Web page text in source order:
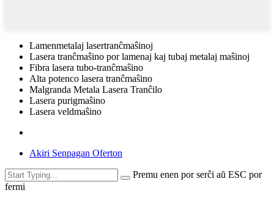
Lamenmetalaj lasertranĉmaŝinoj
Lasera tranĉmaŝino por lamenaj kaj tubaj metalaj maŝinoj
Fibra lasera tubo-tranĉmaŝino
Alta potenco lasera tranĉmaŝino
Malgranda Metala Lasera Tranĉilo
Lasera purigmaŝino
Lasera veldmaŝino
Akiri Senpagan Oferton
Premu enen por serĉi aŭ ESC por
fermi